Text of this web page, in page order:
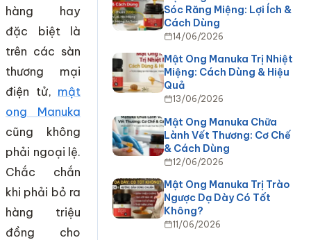
hàng hay
đặc biệt là
trên các sàn
thương mại
điện tử, mật
ong Manuka
cũng không
phải ngoại lệ.
Chắc chắn
khi phải bỏ ra
hàng triệu
đồng cho
Sóc Răng Miệng: Lợi Ích &
Cách Dùng
14/06/2026
Mật Ong Manuka Trị Nhiệt
Miệng: Cách Dùng & Hiệu
Quả
13/06/2026
Mật Ong Manuka Chữa
Lành Vết Thương: Cơ Chế
& Cách Dùng
12/06/2026
Mật Ong Manuka Trị Trào
Ngược Dạ Dày Có Tốt
Không?
11/06/2026